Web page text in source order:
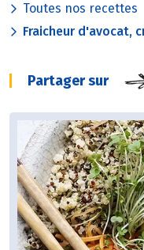
Toutes nos recettes
Fraicheur d'avocat,
Partager sur